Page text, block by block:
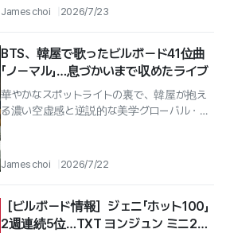
が「2026 北中米ワールドカップ」決勝戦のハー
James choi 2026/7/23
BTS、韓屋で歌ったビルボード41位曲
「ノーマル」…息づかいまで収めたライブ
華やかなスポットライトの裏で、韓屋が抱え
る濃い空虚感と逆説的な美学グローバル・ポ
James choi 2026/7/22
［ビルボード情報］ジェニ「ホット100」
2週連続5位…TXT ヨンジュン ミニ2